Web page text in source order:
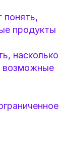
понять,
продукты
насколько
возможные